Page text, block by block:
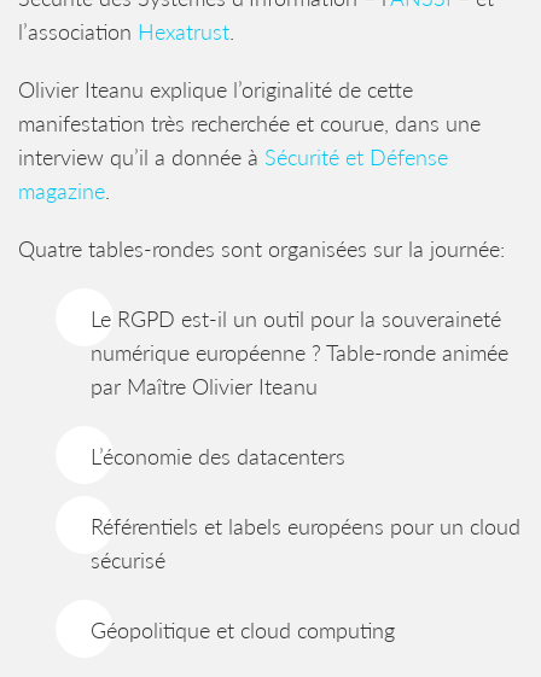
l’association Hexatrust
Olivier Iteanu explique l’originalité de cette
manifestation très recherchée et courue, dans une
interview qu’il a donnée à Sécurité et Défense
magazine
Quatre tables-rondes sont organisées sur la journée:
Le RGPD est-il un outil pour la souveraineté
numérique européenne ? Table-ronde animée
par Maître Olivier Iteanu
L’économie des datacenters
Référentiels et labels européens pour un cloud
sécurisé
Géopolitique et cloud computing